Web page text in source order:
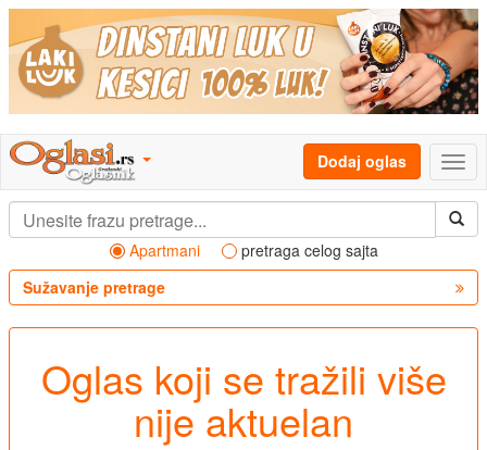
Dodaj oglas
Apartmani
pretraga celog sajta
Sužavanje pretrage
Oglas koji se tražili više
nije aktuelan